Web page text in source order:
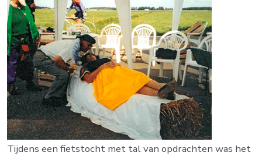
Tijdens een fietstocht met tal van opdrachten was het